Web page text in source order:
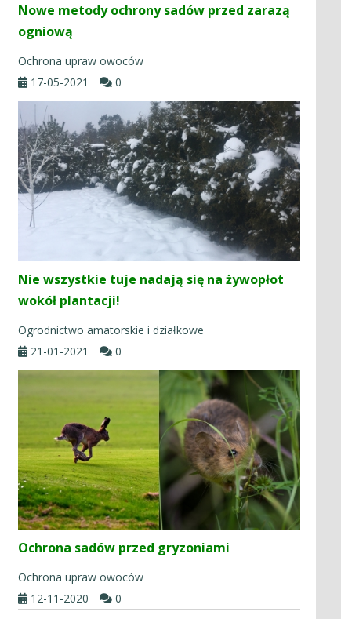
Nowe metody ochrony sadów przed zarazą
ogniową
Ochrona upraw owoców
17-05-2021
0
Nie wszystkie tuje nadają się na żywopłot
wokół plantacji!
Ogrodnictwo amatorskie i działkowe
21-01-2021
0
Ochrona sadów przed gryzoniami
Ochrona upraw owoców
12-11-2020
0